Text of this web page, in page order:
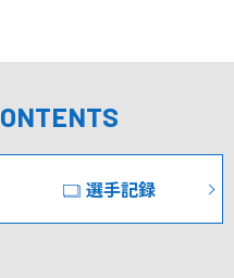
選手記録